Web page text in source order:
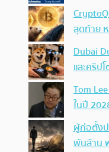
สุดท้าย
Dubai
และคริป
Tom
ในปี
ผู้ก่อตั้ง
พันล้าน